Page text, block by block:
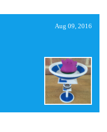
Aug 09, 2016